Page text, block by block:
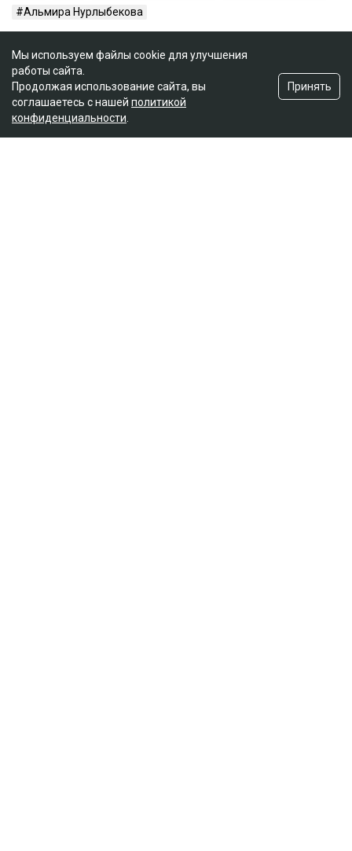
Альмира Нурлыбекова
Мы используем файлы cookie для улучшения
работы сайта.
Продолжая использование сайта, вы
соглашаетесь с нашей политикой
конфиденциальности
Принять